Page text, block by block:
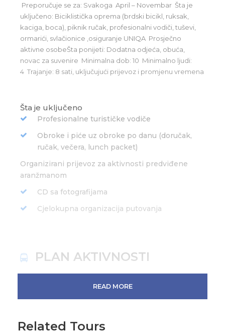
Preporučuje se za: Svakoga April – Novembar Šta je
uključeno: Biciklistička oprema (brdski bicikl, ruksak,
kaciga, boca), piknik ručak, profesionalni vodiči, tuševi,
ormarići, svlačionice ,osiguranje UNIQA Prosječno
aktivne osobeŠta ponijeti: Dodatna odjeća, obuća,
novac za suvenire Minimalna dob: 10 Minimalno ljudi:
4 Trajanje: 8 sati, uključujući prijevoz i promjenu vremena
Šta je uključeno
Profesionalne turističke vodiče
Obroke i piće uz obroke po danu (doručak,
ručak, večera, lunch packet)
Organizirani prijevoz za aktivnosti predviđene
aranžmanom
CD sa fotografijama
Cjelokupna organizacija putovanja
PLAN AKTIVNOSTI
READ MORE
Related Tours